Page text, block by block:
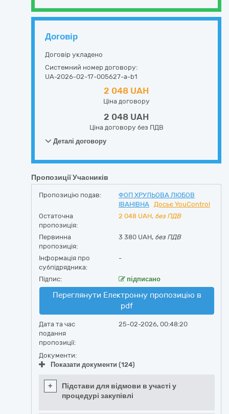
Договір
Договір укладено
Системний номер договору:
UA-2026-02-17-005627-a-b1
2 048 UAH
Ціна договору
2 048 UAH
Ціна договору без ПДВ
Деталі договору
Пропозиції Учасників
Пропозицію подав:
ФОП ХРУЛЬОВА ЛЮБОВ
ІВАНІВНА
Досьє YouControl
Остаточна
пропозиція:
2 048 UAH, без ПДВ
Первинна
пропозиція:
3 380 UAH, без ПДВ
Інформація про
субпідрядника:
-
Підпис: підписано
Переглянути Електронну пропозицію в
pdf
Дата та час
подання
пропозиції:
25-02-2026, 00:48:20
Документи:
Показати документи (124)
+
Підстави для відмови в участі у
процедурі закупівлі